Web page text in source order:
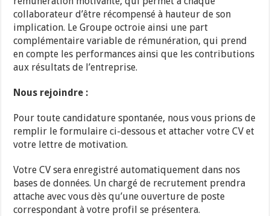
collaborateur d’être récompensé à hauteur de son
implication. Le Groupe octroie ainsi une part
complémentaire variable de rémunération, qui prend
en compte les performances ainsi que les contributions
aux résultats de l’entreprise.
Nous rejoindre :
Pour toute candidature spontanée, nous vous prions de
remplir le formulaire ci-dessous et attacher votre CV et
votre lettre de motivation.
Votre CV sera enregistré automatiquement dans nos
bases de données. Un chargé de recrutement prendra
attache avec vous dès qu’une ouverture de poste
correspondant à votre profil se présentera.